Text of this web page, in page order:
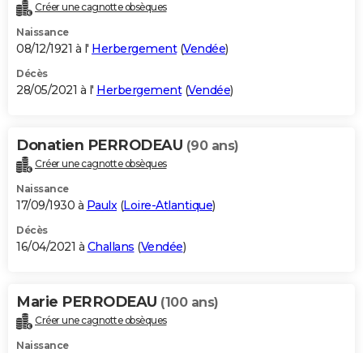
Créer une cagnotte obsèques
Naissance
08/12/1921 à l' Herbergement(Vendée)
Décès
28/05/2021 à l' Herbergement(Vendée)
Donatien PERRODEAU (90 ans)
Créer une cagnotte obsèques
Naissance
17/09/1930 à Paulx(Loire-Atlantique)
Décès
16/04/2021 à Challans (Vendée)
Marie PERRODEAU (100 ans)
Créer une cagnotte obsèques
Naissance